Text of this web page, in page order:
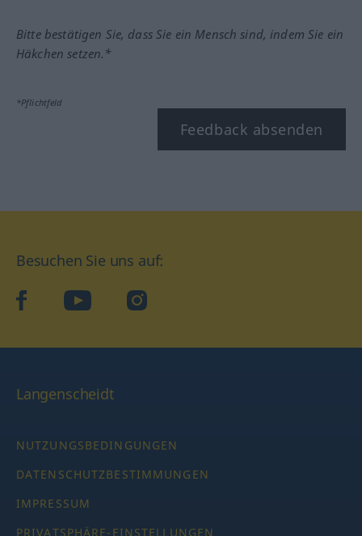
Bitte bestätigen Sie, dass Sie ein Mensch sind, indem Sie ein
Häkchen setzen.*
*Pflichtfeld
Feedback absenden
Besuchen Sie uns auf:
facebookYouTube Instagram
Langenscheidt
NUTZUNGSBEDINGUNGEN
DATENSCHUTZBESTIMMUNGEN
IMPRESSUM
PRIVATSPHÄRE-EINSTELLUNGEN